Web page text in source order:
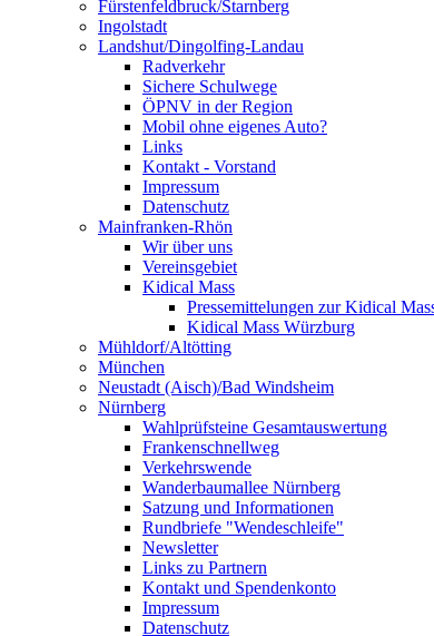
Fürstenfeldbruck/Starnberg
Ingolstadt
Landshut/Dingolfing-Landau
Radverkehr
Sichere Schulwege
ÖPNV in der Region
Mobil ohne eigenes Auto?
Links
Kontakt - Vorstand
Impressum
Datenschutz
Mainfranken-Rhön
Wir über uns
Vereinsgebiet
Kidical Mass
Pressemittelungen zur Kidical
Kidical Mass Würzburg
Mühldorf/Altötting
München
Neustadt (Aisch)/Bad Windsheim
Nürnberg
Wahlprüfsteine Gesamtauswertung
Frankenschnellweg
Verkehrswende
Wanderbaumallee Nürnberg
Satzung und Informationen
Rundbriefe "Wendeschleife"
Newsletter
Links zu Partnern
Kontakt und Spendenkonto
Impressum
Datenschutz